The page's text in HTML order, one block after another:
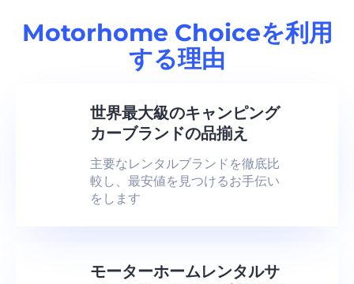
Motorhome Choiceを利用
する理由
世界最大級のキャンピング
カーブランドの品揃え
主要なレンタルブランドを徹底比
較し、最安値を見つけるお手伝い
をします
モーターホームレンタルサ